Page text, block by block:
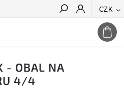
CZK
Hledat
OBAL NA
4/4